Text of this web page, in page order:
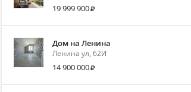
19 999 900
Дом на Ленина
Ленина ул, 62И
14 900 000